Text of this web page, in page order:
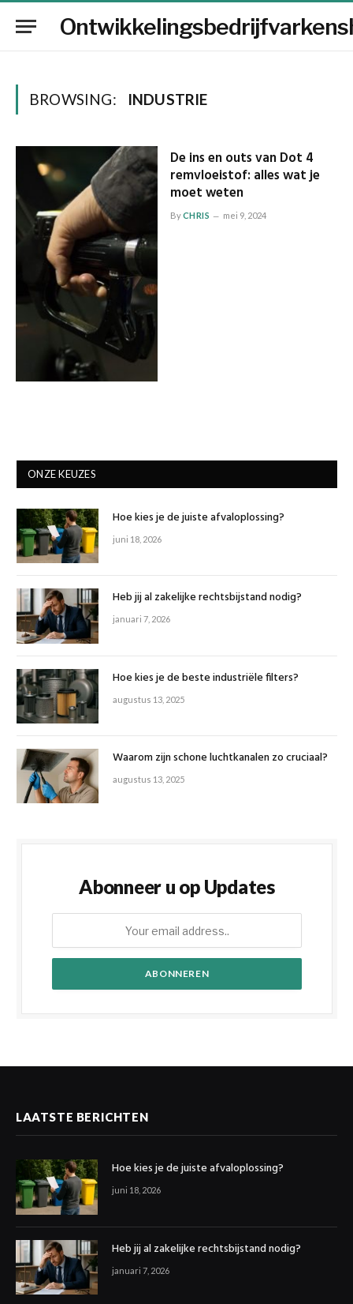
BROWSING: INDUSTRIE
De ins en outs van Dot 4
remvloeistof: alles wat je
moet weten
ByCHRIS mei 9, 2024
ONZE KEUZES
Hoe kies je de juiste afvaloplossing?
juni 18, 2026
Heb jij al zakelijke rechtsbijstand nodig?
januari 7, 2026
Hoe kies je de beste industriële filters?
augustus 13, 2025
Waarom zijn schone luchtkanalen zo cruciaal?
augustus 13, 2025
Abonneer u op Updates
LAATSTE BERICHTEN
Hoe kies je de juiste afvaloplossing?
juni 18, 2026
Heb jij al zakelijke rechtsbijstand nodig?
januari 7, 2026